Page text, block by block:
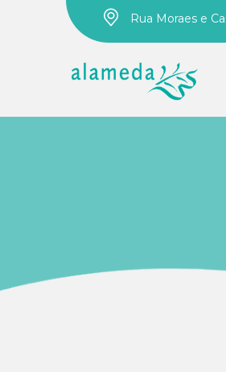
Rua Moraes e